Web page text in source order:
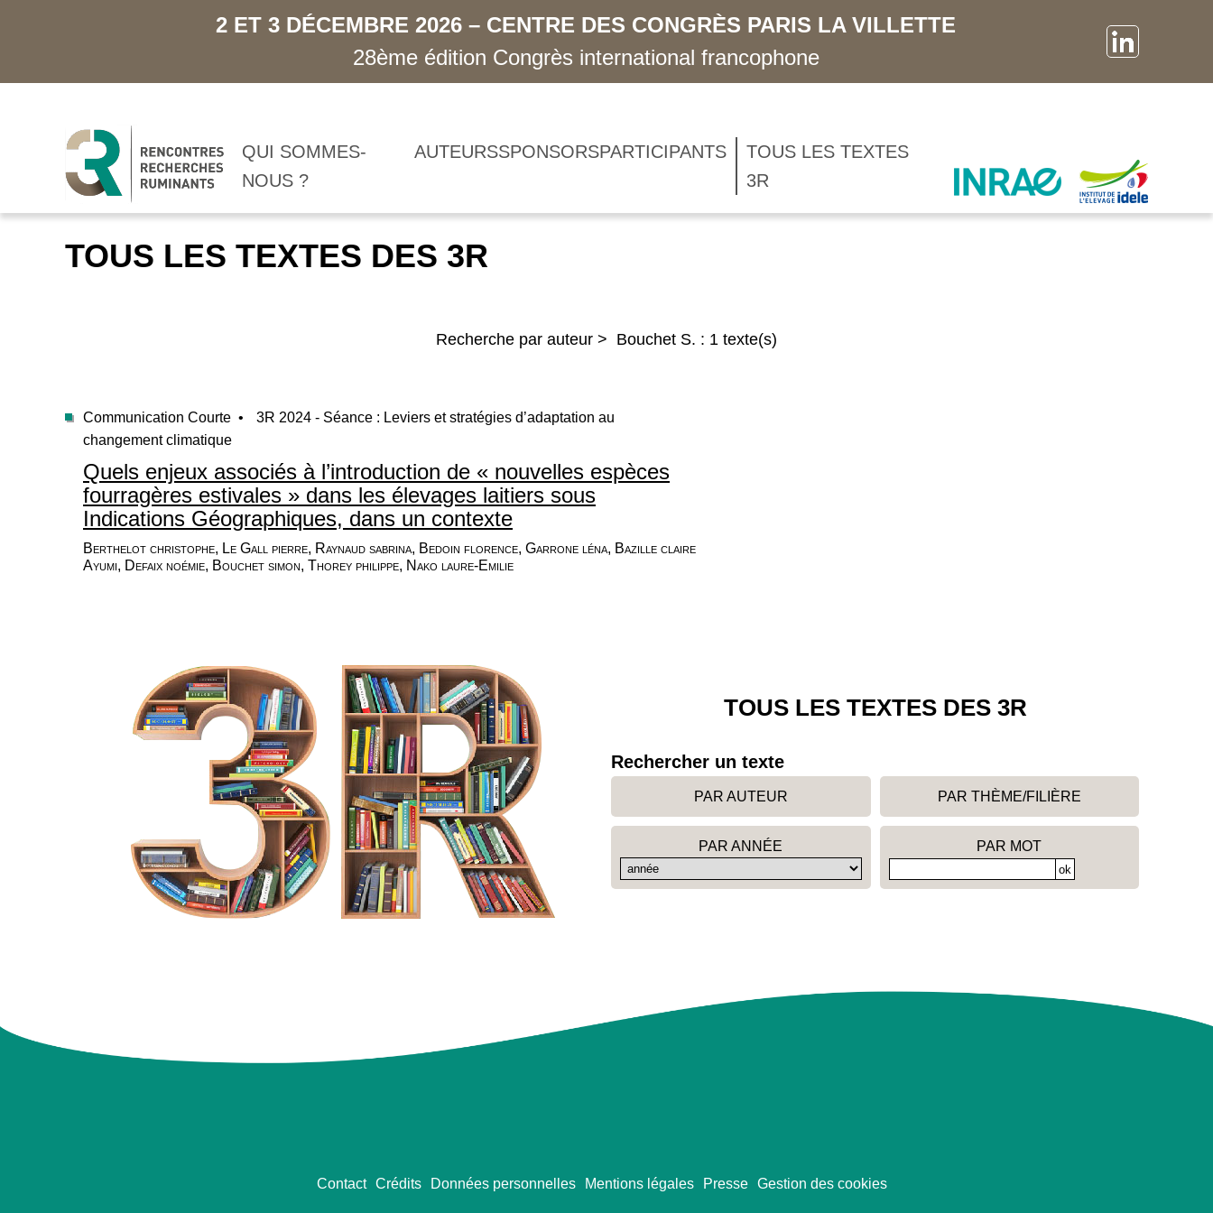
2 ET 3 DÉCEMBRE 2026 – CENTRE DES CONGRÈS PARIS LA VILLETTE
28ème édition Congrès international francophone
QUI SOMMES-
NOUS ?
AUTEURSSPONSORSPARTICIPANTS
TOUS LES TEXTES
3R
TOUS LES TEXTES DES 3R
Recherche par auteur > Bouchet S. : 1 texte(s)
Communication Courte •
3R 2024 - Séance : Leviers et stratégies d’adaptation au
changement climatique
Quels enjeux associés à l’introduction de « nouvelles espèces
fourragères estivales » dans les élevages laitiers sous
Indications Géographiques, dans un contexte
Berthelot christophe, Le Gall pierre, Raynaud sabrina, Bedoin florence, Garrone léna, Bazille claire
Ayumi, Defaix noémie, Bouchet simon, Thorey philippe, Nako laure-Emilie
TOUS LES TEXTES DES 3R
Rechercher un texte
PAR AUTEUR PAR THÈME/FILIÈRE
PAR ANNÉE PAR MOT
Contact Crédits Données personnelles Mentions légales Presse Gestion des cookies